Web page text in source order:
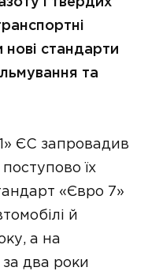
стандарти
та
ЄС запровадив
їх
«Євро 7»
й
а на
два роки